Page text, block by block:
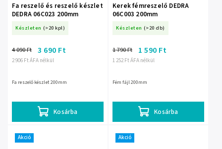
Fa reszelő és reszelő készlet
DEDRA 06C023 200mm
Készleten (>20 kpl)
2 906 Ft ÁFA nélkül
4 090 Ft 3 690 Ft
Kosárba
Fa reszelő készlet 200mm
Kerek fémreszelő DEDRA
06C003 200mm
Készleten (>20 db)
1 252 Ft ÁFA nélkül
1 790 Ft 1 590 Ft
Kosárba
Fém fájl 200mm
Akció Akció